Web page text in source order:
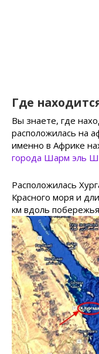
Где
Вы знаете, где
расположилась на
именно в Африке
города Шарм эль
Расположилась
Красного моря и
км вдоль